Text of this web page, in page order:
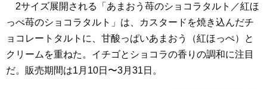
2サイズ展開される「あまおう苺のショコラタルト／紅ほ
っぺ苺のショコラタルト」は、カスタードを焼き込んだチ
ョコレートタルトに、甘酸っぱいあまおう（紅ほっぺ）と
クリームを重ねた。イチゴとショコラの香りの調和に注目
だ。販売期間は1月10日〜3月31日。